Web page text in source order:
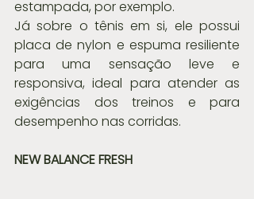
estampada, por exemplo.
Já sobre o tênis em si, ele possui
placa de nylon e espuma resiliente
para uma sensação leve e
responsiva, ideal para atender as
exigências dos treinos e para
desempenho nas corridas.
NEW BALANCE FRESH